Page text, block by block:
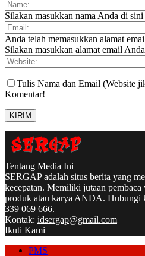
Silakan masukkan nama Anda di sini
Anda telah memasukkan alamat
Silakan masukkan alamat email
Tulis Nama dan Email (Website
Komentar!
Tentang Media Ini
SERGAP adalah situs berita yang
kecepatan. Memiliki jutaan
produk atau karya ANDA. Hubungi
339 069 666.
Kontak: idsergap@gmail.com
Ikuti Kami
PMS